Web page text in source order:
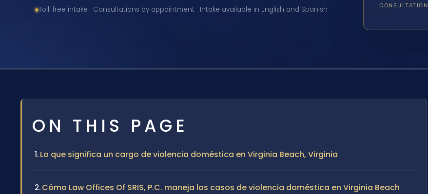
Toll-free intake · Consultations by appointment · Intake available in English and Spanish CONSULTATION
ON THIS PAGE
Lo que significa un cargo de violencia doméstica en Virginia Beach, Virginia
Cómo Law Offices Of SRIS, P.C. maneja los casos de violencia doméstica en Virginia Beach